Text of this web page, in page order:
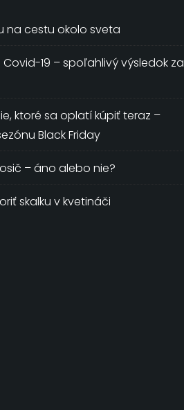
na cestu okolo sveta
19 – spoľahlivý výsledok za
ktoré sa oplatí kúpiť teraz –
Black Friday
– áno alebo nie?
skalku v kvetináči